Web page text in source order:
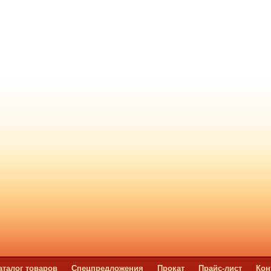
товаров Спецпредложения Прокат Прайс-лист